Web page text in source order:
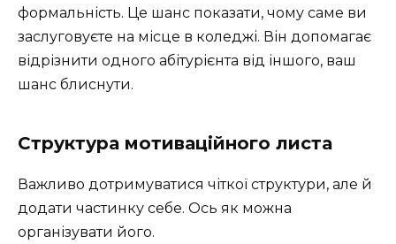
формальність. Це шанс показати, чому саме ви
заслуговуєте на місце в коледжі. Він допомагає
відрізнити одного абітурієнта від іншого, ваш
шанс блиснути.
Структура мотиваційного листа
Важливо дотримуватися чіткої структури, але й
додати частинку себе. Ось як можна
організувати його.